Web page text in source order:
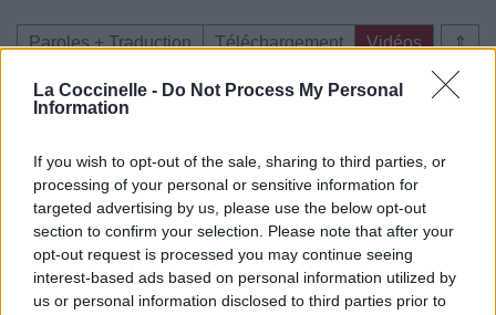
La Coccinelle - Do Not Process My Personal
Information
If you wish to opt-out of the sale, sharing to third parties, or
processing of your personal or sensitive information for
targeted advertising by us, please use the below opt-out
section to confirm your selection. Please note that after your
opt-out request is processed you may continue seeing
interest-based ads based on personal information utilized by
us or personal information disclosed to third parties prior to
⇑
Paroles + Traduction Téléchargement
Vidéos
Commentaires